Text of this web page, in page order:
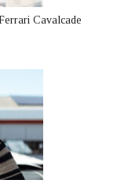
Cavalcade